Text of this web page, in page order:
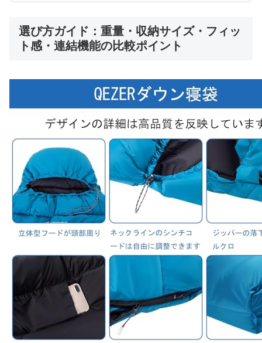
選び方ガイド：重量・収納サイズ・フィッ
ト感・連結機能の比較ポイント